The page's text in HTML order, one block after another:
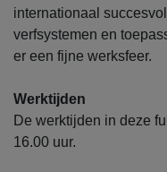
internationaal
verfsystemen en
er een fijne werksfeer.
Werktijden
De werktijden in deze
16.00 uur.